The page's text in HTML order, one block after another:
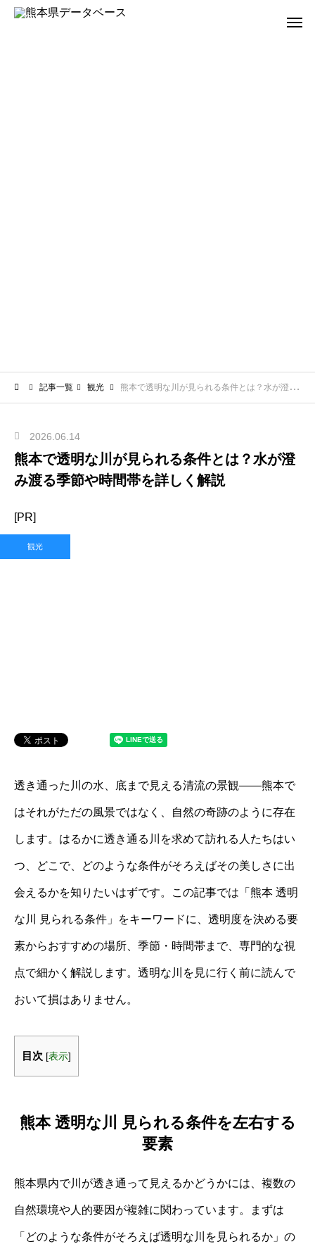
記事一覧 観光 熊本で透明な川が見られる条件とは？水が澄み渡る季節や時間帯を詳しく解説
2026.06.14
熊本で透明な川が見られる条件とは？水が澄
み渡る季節や時間帯を詳しく解説
[PR]
観光
透き通った川の水、底まで見える清流の景観――熊本で
はそれがただの風景ではなく、自然の奇跡のように存在
します。はるかに透き通る川を求めて訪れる人たちはい
つ、どこで、どのような条件がそろえばその美しさに出
会えるかを知りたいはずです。この記事では「熊本 透明
な川 見られる条件」をキーワードに、透明度を決める要
素からおすすめの場所、季節・時間帯まで、専門的な視
点で細かく解説します。透明な川を見に行く前に読んで
おいて損はありません。
目次 [表示]
熊本 透明な川 見られる条件を左右する
要素
熊本県内で川が透き通って見えるかどうかには、複数の
自然環境や人的要因が複雑に関わっています。まずは
「どのような条件がそろえば透明な川を見られるか」の